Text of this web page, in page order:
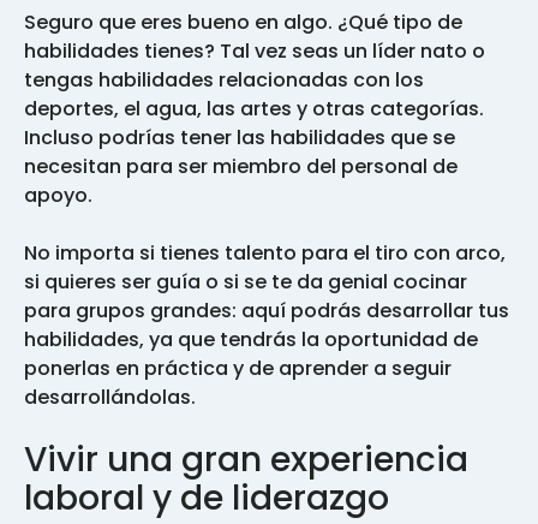
Seguro que eres bueno en algo. ¿Qué tipo de
habilidades tienes? Tal vez seas un líder nato o
tengas habilidades relacionadas con los
deportes, el agua, las artes y otras categorías.
Incluso podrías tener las habilidades que se
necesitan para ser miembro del personal de
apoyo.
No importa si tienes talento para el tiro con arco,
si quieres ser guía o si se te da genial cocinar
para grupos grandes: aquí podrás desarrollar tus
habilidades, ya que tendrás la oportunidad de
ponerlas en práctica y de aprender a seguir
desarrollándolas.
Vivir una gran experiencia
laboral y de liderazgo